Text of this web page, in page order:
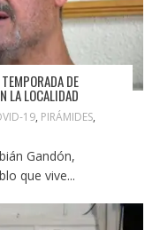
DE
LA LOCALIDAD
19, PIRÁMIDES,
Gandón,
que vive...